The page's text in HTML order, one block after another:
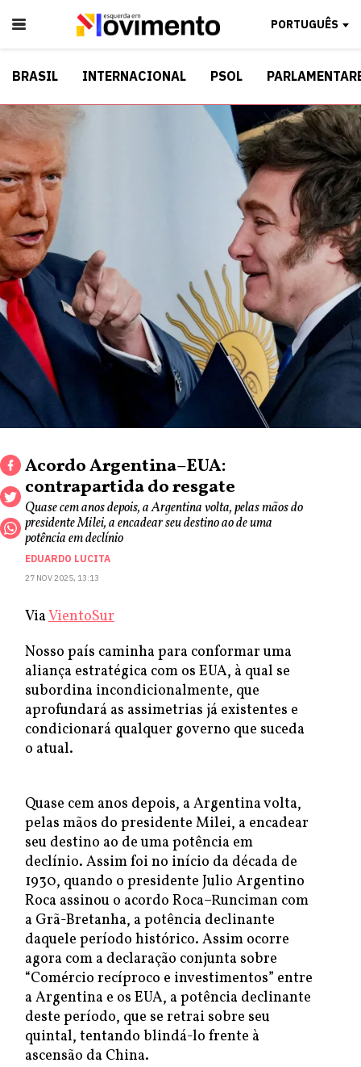
PORTUGUÊS
BRASIL INTERNACIONAL PSOL
Acordo Argentina–EUA:
contrapartida do resgate
Quase cem anos depois, a Argentina volta, pelas mãos do
presidente Milei, a encadear seu destino ao de uma
potência em declínio
EDUARDO LUCITA
27 NOV 2025, 13:13
ViaVientoSur
Nosso país caminha para conformar uma
aliança estratégica com os EUA, à qual se
subordina incondicionalmente, que
aprofundará as assimetrias já existentes e
condicionará qualquer governo que suceda
o atual.
Quase cem anos depois, a Argentina volta,
pelas mãos do presidente Milei, a encadear
seu destino ao de uma potência em
declínio. Assim foi no início da década de
1930, quando o presidente Julio Argentino
Roca assinou o acordo Roca–Runciman com
a Grã-Bretanha, a potência declinante
daquele período histórico. Assim ocorre
agora com a declaração conjunta sobre
“Comércio recíproco e investimentos” entre
a Argentina e os EUA, a potência declinante
deste período, que se retrai sobre seu
quintal, tentando blindá-lo frente à
ascensão da China.